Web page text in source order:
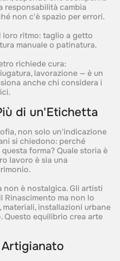
responsabilità cambia
non c'è spazio per errori.‍
loro ritmo: taglio a getto
manuale o patinatura.‍
richiede cura:
lavorazione — è un
anche chi considera i
di un'Etichetta‍
non solo un'indicazione
si chiedono: perché
forma? Quale storia è
lavoro è sia una
non è nostalgica. Gli artisti
ma non lo
installazioni urbane
Questo equilibrio crea arte